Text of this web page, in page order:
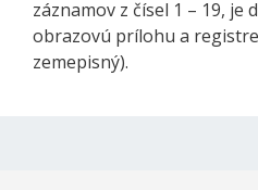
záznamov z čísel 1 – 19, je
obrazovú prílohu a
zemepisný).